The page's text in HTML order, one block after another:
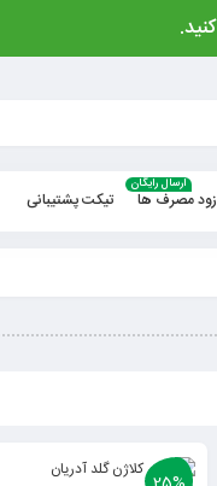
زود مصرف ها
ارسال رایگان
تیکت پشتیبانی